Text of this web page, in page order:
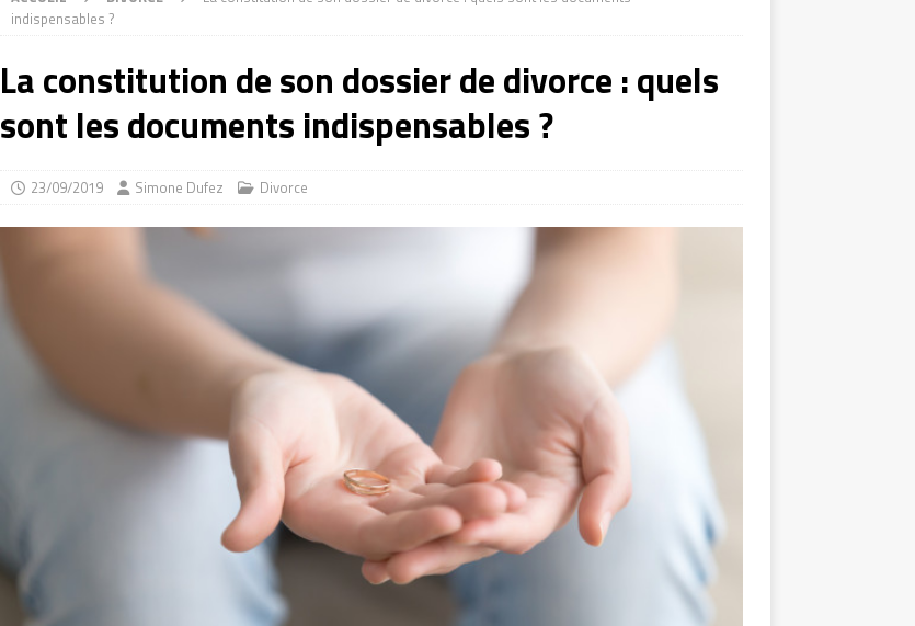
indispensables ?
La constitution de son dossier de divorce : quels
sont les documents indispensables ?
23/09/2019 Simone Dufez Divorce